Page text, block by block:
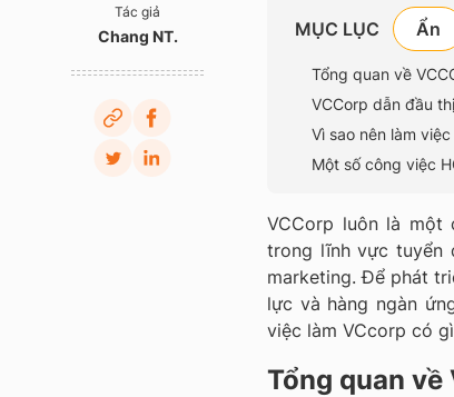
Tác giả
Chang NT. MỤC LỤC
Tổng quan về
VCCorp dẫn đầu
Vì sao nên làm việc
Một số công việc
VCCorp luôn là
trong lĩnh vực tuyển
marketing. Để phát
lực và hàng ngàn
việc làm VCcorp có
Tổng quan về